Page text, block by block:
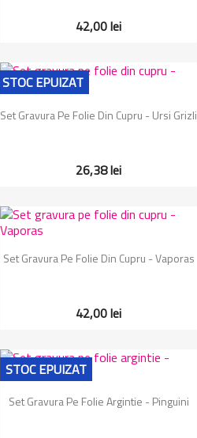
42,00 lei
Vizualizare rapida
Set Gravura Pe Folie Din Cupru - Ursi Grizli
26,38 lei
STOC EPUIZAT
 Vizualizare rapida
Set Gravura Pe Folie Din Cupru - Vaporas
42,00 lei
Vizualizare rapida
Set Gravura Pe Folie Argintie - Pinguini
STOC EPUIZAT